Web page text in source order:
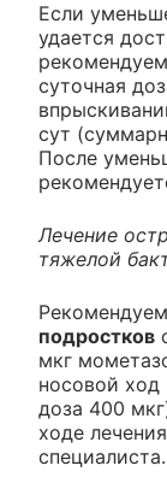
Если
удается
суточная
сут
После
Лечение
тяжелой
подростков
мкг
носовой ход
доза 400
ходе
специалиста.